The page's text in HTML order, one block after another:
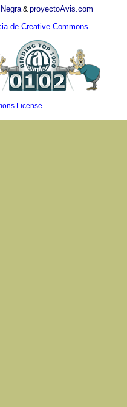
& proyectoAvis.com
de Creative Commons